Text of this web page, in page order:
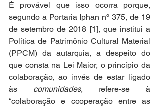
É provável que isso ocorra porque,
segundo a Portaria Iphan nº 375, de 19
de setembro de 2018 [1], que institui a
Política de Patrimônio Cultural Material
(PPCM) da autarquia, a despeito do
que consta na Lei Maior, o princípio da
colaboração, ao invés de estar ligado
às comunidades, refere-se à
“colaboração e cooperação entre as